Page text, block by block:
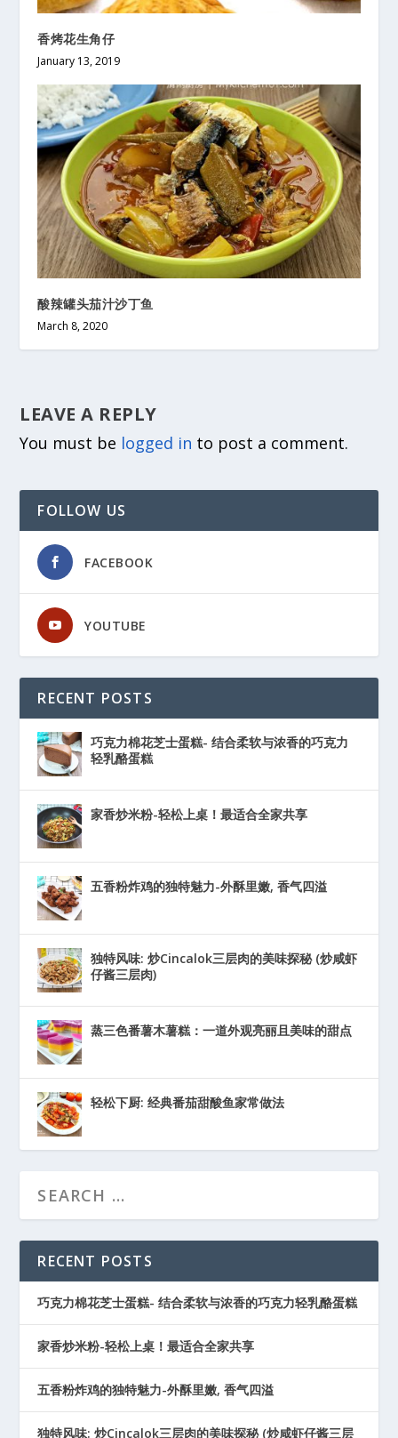
香烤花生角仔
January 13, 2019
酸辣罐头茄汁沙丁鱼
March 8, 2020
LEAVE A REPLY
You must be logged in to post a comment.
FOLLOW US
FACEBOOK
YOUTUBE
RECENT POSTS
巧克力棉花芝士蛋糕- 结合柔软与浓香的巧克力
轻乳酪蛋糕
家香炒米粉-轻松上桌！最适合全家共享
五香粉炸鸡的独特魅力-外酥里嫩, 香气四溢
独特风味: 炒Cincalok三层肉的美味探秘 (炒咸虾
仔酱三层肉)
蒸三色番薯木薯糕：一道外观亮丽且美味的甜点
轻松下厨: 经典番茄甜酸鱼家常做法
RECENT POSTS
巧克力棉花芝士蛋糕- 结合柔软与浓香的巧克力轻乳酪蛋糕
家香炒米粉-轻松上桌！最适合全家共享
五香粉炸鸡的独特魅力-外酥里嫩, 香气四溢
独特风味: 炒Cincalok三层肉的美味探秘 (炒咸虾仔酱三层